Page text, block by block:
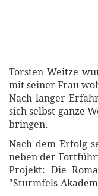
Torsten Weitze
mit seiner Frau
Nach langer
sich selbst ganze
bringen.
Nach dem Erfolg
neben der
Projekt: Die
"Sturmfels-